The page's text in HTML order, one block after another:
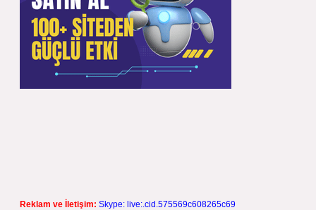
Reklam ve İletişim: Skype: live:.cid.575569c608265c69